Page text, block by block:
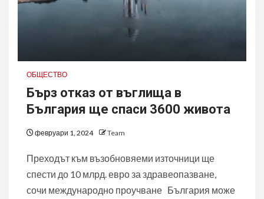
ОБЩЕСТВО
Бърз отказ от въглища в
България ще спаси 3600 живота
февруари 1, 2024 Team
Преходът към възобновяеми източници ще
спести до 10 млрд. евро за здравеопазване,
сочи международно проучване България може